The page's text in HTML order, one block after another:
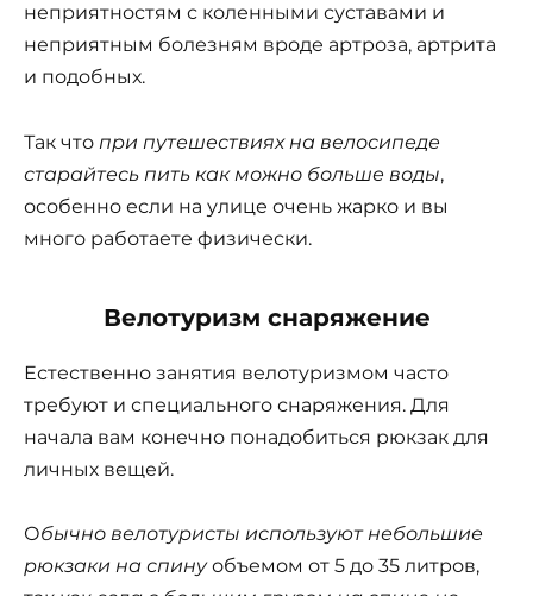
неприятностям с коленными суставами и
неприятным болезням вроде артроза, артрита
и подобных.
Так что при путешествиях на велосипеде
старайтесь пить как можно больше воды,
особенно если на улице очень жарко и вы
много работаете физически.
Велотуризм снаряжение
Естественно занятия велотуризмом часто
требуют и специального снаряжения. Для
начала вам конечно понадобиться рюкзак для
личных вещей.
Обычно велотуристы используют небольшие
рюкзаки на спинуобъемом от 5 до 35 литров,